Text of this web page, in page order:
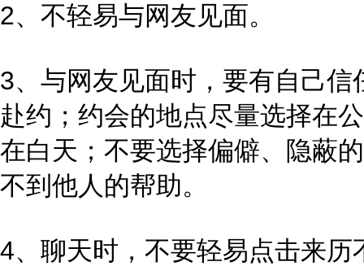
2、不轻易与网友见面。
3、与网友见面时，要有自己
赴约；约会的地点尽量选择在
在白天；不要选择偏僻、隐蔽
不到他人的帮助。
4、聊天时，不要轻易点击来